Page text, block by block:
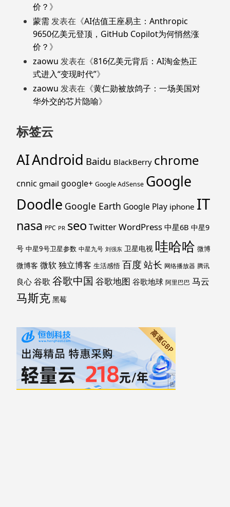
价？ 》
蒙需 发表在《AI估值王座易主：Anthropic
9650亿美元登顶，GitHub Copilot为何悄然涨
价？ 》
zaowu 发表在《816亿美元背后：AI淘金热正
式进入“变现时代”》
zaowu 发表在《黄仁勋被放鸽子：一场美国对
华外交的芯片隐喻》
标签云
AIAndroid Baidu BlackBerry chrome
cnnic gmail google+ Google AdSense Google
Doodle Google Earth Google Play iphone IT
nasa PPC PR seoTwitterWordPress 中星6B 中星9
号 中星9号卫星参数 中星九号 刘强东 卫星电视 哇哈哈 微博
微博客 微软独立博客 生活感悟 百度 站长 网络播放器 腾讯
良心 谷歌 谷歌中国 谷歌地图 谷歌地球 阿里巴巴 马云
马斯克 黑莓